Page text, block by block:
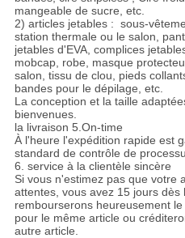
mangeable de sucre, etc.
2) articles jetables : sous-
station thermale ou le salon,
jetables d'EVA, complices
mobcap, robe, masque
salon, tissu de clou, pieds
bandes pour le dépilage, etc.
La conception et la taille
bienvenues.
la livraison 5.On-time
À l'heure l'expédition rapide est
standard de contrôle de
6. service à la clientèle sincère
Si vous n'estimez pas que votre
attentes, vous avez 15 jours
rembourserons heureusement
pour le même article ou
autre article.